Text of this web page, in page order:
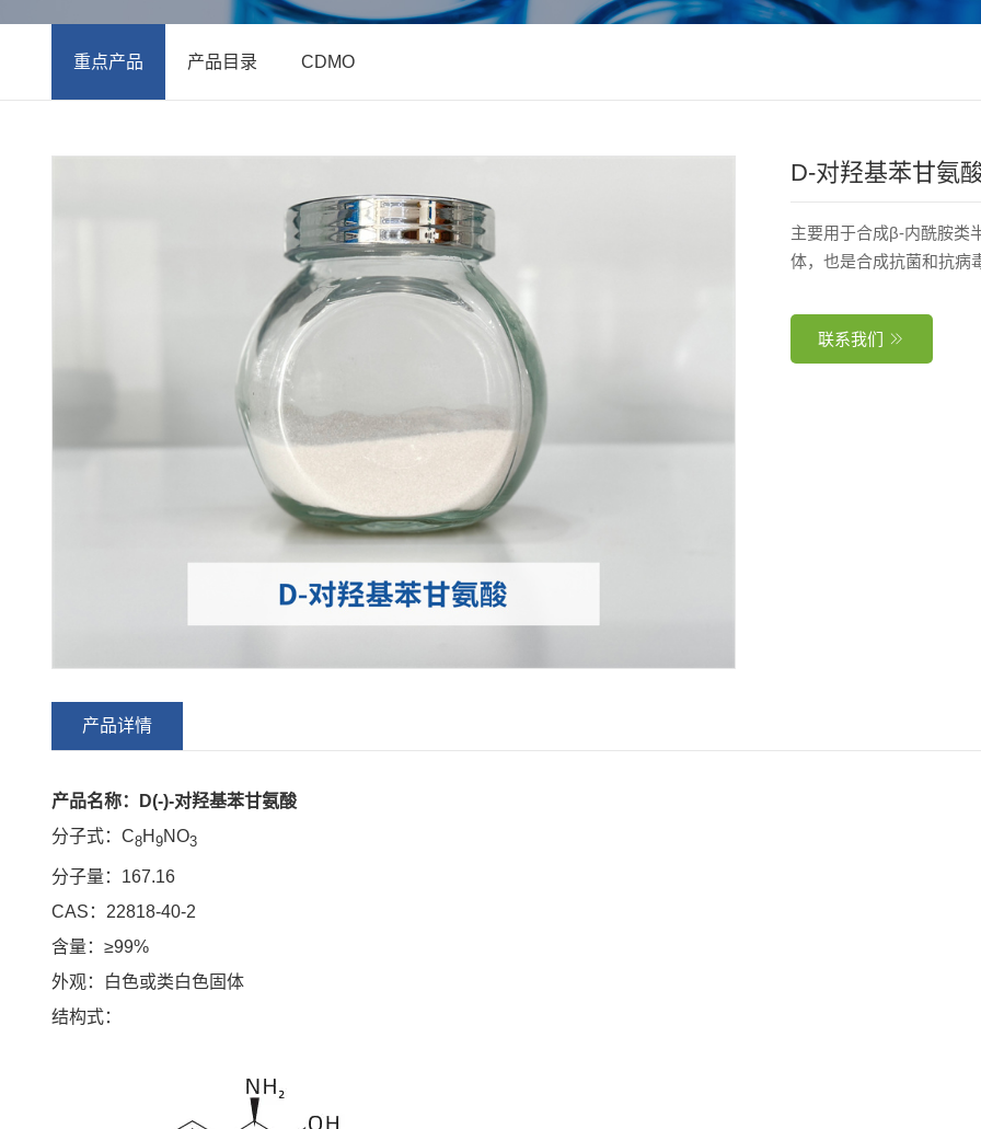
重点产品 产品目录 CDMO
D-对羟基苯甘氨
主要用于合成β-内酰胺类
体，也是合成抗菌和抗病
联系我们 
产品详情
产品名称：D(-)-对羟基苯甘氨酸
分子式：C8H 9NO3
分子量：167.16
CAS：22818-40-2
含量：≥99%
外观：白色或类白色固体
结构式：